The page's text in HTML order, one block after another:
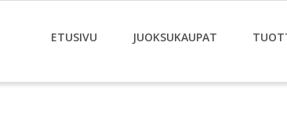
ETUSIVU JUOKSUKAUPAT